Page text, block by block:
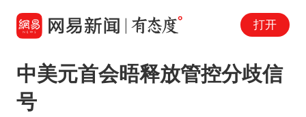
打开
中美元首会晤释放管控分歧信
号